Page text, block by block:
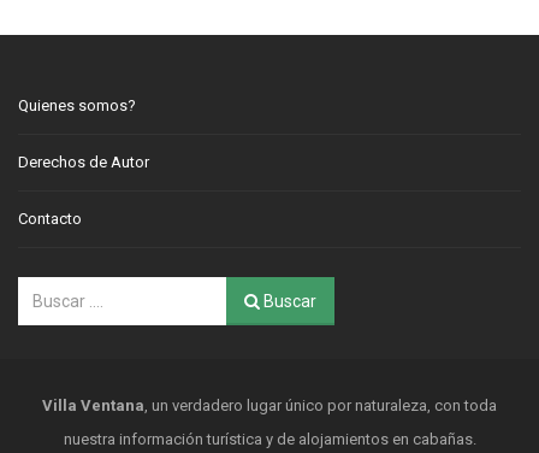
Quienes somos?
Derechos de Autor
Contacto
Buscar
Villa Ventana, un verdadero lugar único por naturaleza, con toda
nuestra información turística y de alojamientos en cabañas.